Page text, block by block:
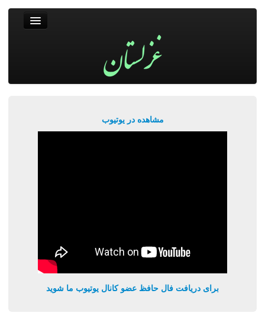
مشاهده در یوتیوب
برای دریافت فال حافظ عضو کانال یوتیوب ما شوید